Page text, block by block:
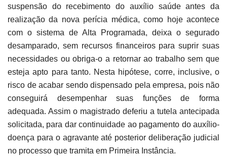
suspensão do recebimento do auxílio saúde antes da
realização da nova perícia médica, como hoje acontece
com o sistema de Alta Programada, deixa o segurado
desamparado, sem recursos financeiros para suprir suas
necessidades ou obriga-o a retornar ao trabalho sem que
esteja apto para tanto. Nesta hipótese, corre, inclusive, o
risco de acabar sendo dispensado pela empresa, pois não
conseguirá desempenhar suas funções de forma
adequada. Assim o magistrado deferiu a tutela antecipada
solicitada, para dar continuidade ao pagamento do auxílio-
doença para o agravante até posterior deliberação judicial
no processo que tramita em Primeira Instância.